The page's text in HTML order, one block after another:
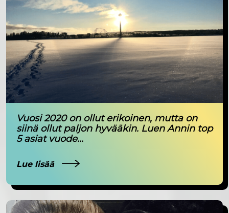
Vuosi 2020 on ollut erikoinen, mutta on
siinä ollut paljon hyvääkin. Luen Annin top
5 asiat vuode...
Lue lisää